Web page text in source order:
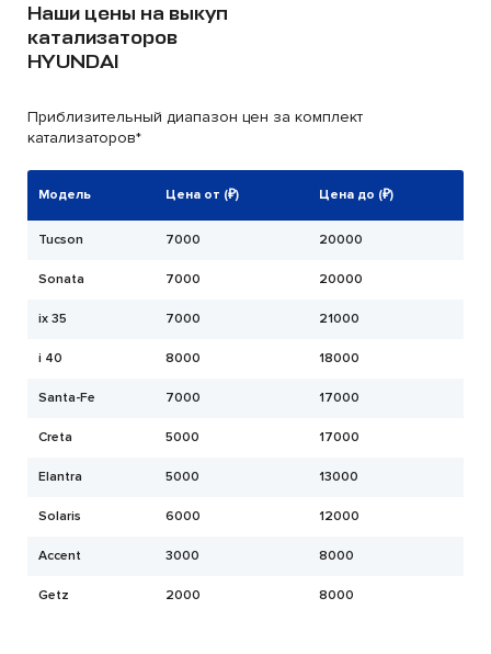
Наши цены на выкуп
катализаторов
HYUNDAI
Приблизительный диапазон цен за комплект
катализаторов*
Модель Цена от (₽) Цена до (₽)
Tucson 7000 20000
Sonata 7000 20000
ix 35 7000 21000
i 40 8000 18000
Santa-Fe 7000 17000
Creta 5000 17000
Elantra 5000 13000
Solaris 6000 12000
Accent 3000 8000
Getz 2000 8000